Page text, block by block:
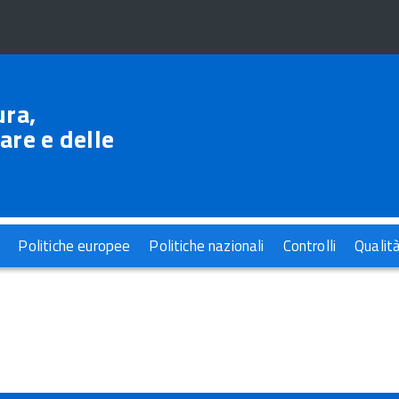
e delle
Politiche europee Politiche nazionali Controlli